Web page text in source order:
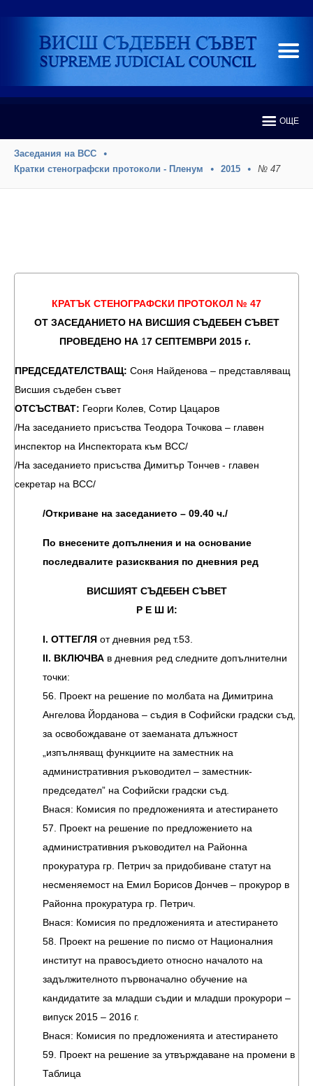
ОЩЕ
Заседания на ВСС
Кратки стенографски протоколи - Пленум
2015 № 47
КРАТЪК СТЕНОГРАФСКИ ПРОТОКОЛ № 47
ОТ ЗАСЕДАНИЕТО НА ВИСШИЯ СЪДЕБЕН СЪВЕТ
ПРОВЕДЕНО НА 17 СЕПТЕМВРИ 2015 г.
ПРЕДСЕДАТЕЛСТВАЩ: Соня Найденова – представляващ
Висшия съдебен съвет
ОТСЪСТВАТ: Георги Колев, Сотир Цацаров
/На заседанието присъства Теодора Точкова – главен
инспектор на Инспектората към ВСС/
/На заседанието присъства Димитър Тончев - главен
секретар на ВСС/
/Откриване на заседанието – 09.40 ч./
По внесените допълнения и на основание
последвалите разисквания по дневния ред
ВИСШИЯТ СЪДЕБЕН СЪВЕТ
Р Е Ш И:
I. ОТТЕГЛЯ от дневния ред т.53.
IІ. ВКЛЮЧВА в дневния ред следните допълнителни
точки:
56. Проект на решение по молбата на Димитрина
Ангелова Йорданова – съдия в Софийски градски съд,
за освобождаване от заеманата длъжност
„изпълняващ функциите на заместник на
административния ръководител – заместник-
председател” на Софийски градски съд.
Внася: Комисия по предложенията и атестирането
57. Проект на решение по предложението на
административния ръководител на Районна
прокуратура гр. Петрич за придобиване статут на
несменяемост на Емил Борисов Дончев – прокурор в
Районна прокуратура гр. Петрич.
Внася: Комисия по предложенията и атестирането
58. Проект на решение по писмо от Националния
институт на правосъдието относно началото на
задължителното първоначално обучение на
кандидатите за младши съдии и младши прокурори –
випуск 2015 – 2016 г.
Внася: Комисия по предложенията и атестирането
59. Проект на решение за утвърждаване на промени в
Таблица